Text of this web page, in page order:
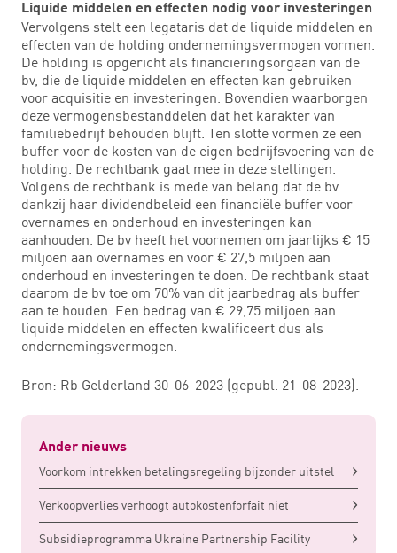
Liquide middelen en effecten nodig voor investeringen
Vervolgens stelt een legataris dat de liquide middelen en
effecten van de holding ondernemingsvermogen vormen.
De holding is opgericht als financieringsorgaan van de
bv, die de liquide middelen en effecten kan gebruiken
voor acquisitie en investeringen. Bovendien waarborgen
deze vermogensbestanddelen dat het karakter van
familiebedrijf behouden blijft. Ten slotte vormen ze een
buffer voor de kosten van de eigen bedrijfsvoering van de
holding. De rechtbank gaat mee in deze stellingen.
Volgens de rechtbank is mede van belang dat de bv
dankzij haar dividendbeleid een financiële buffer voor
overnames en onderhoud en investeringen kan
aanhouden. De bv heeft het voornemen om jaarlijks € 15
miljoen aan overnames en voor € 27,5 miljoen aan
onderhoud en investeringen te doen. De rechtbank staat
daarom de bv toe om 70% van dit jaarbedrag als buffer
aan te houden. Een bedrag van € 29,75 miljoen aan
liquide middelen en effecten kwalificeert dus als
ondernemingsvermogen.
Bron: Rb Gelderland 30-06-2023 (gepubl. 21-08-2023).
Ander nieuws
Voorkom intrekken betalingsregeling bijzonder uitstel
Verkoopverlies verhoogt autokostenforfait niet
Subsidieprogramma Ukraine Partnership Facility